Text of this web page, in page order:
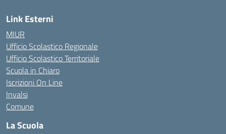
Link Esterni
MIUR
Ufficio Scolastico Regionale
Ufficio Scolastico Territoriale
Scuola in Chiaro
Iscrizioni On Line
Invalsi
Comune
La Scuola